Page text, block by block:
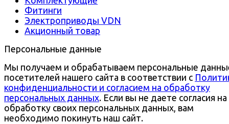
Фитинги
Электроприводы VDN
Акционный товар
Персональные данные
Мы получаем и обрабатываем персональные
посетителей нашего сайта в соответствии с
конфиденциальности и согласием на обработку
персональных данных. Если вы не даете согласия на
обработку своих персональных данных, вам
необходимо покинуть наш сайт.